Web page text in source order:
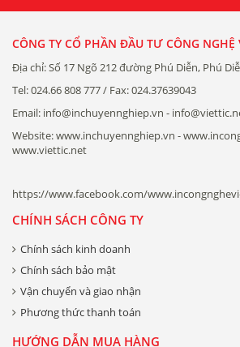
CÔNG TY CỔ PHẦN ĐẦU TƯ CÔNG NGHỆ
Địa chỉ: Số 17 Ngõ 212 đường Phú Diễn, Phú
Tel: 024.66 808 777 / Fax: 024.37639043
Email: info@inchuyennghiep.vn -
Website: www.inchuyennghiep.vn -
www.viettic.net
https://www.facebook.com/
CHÍNH SÁCH CÔNG TY
Chính sách kinh doanh
Chính sách bảo mật
Vận chuyển và giao nhận
Phương thức thanh toán
HƯỚNG DẪN MUA HÀNG